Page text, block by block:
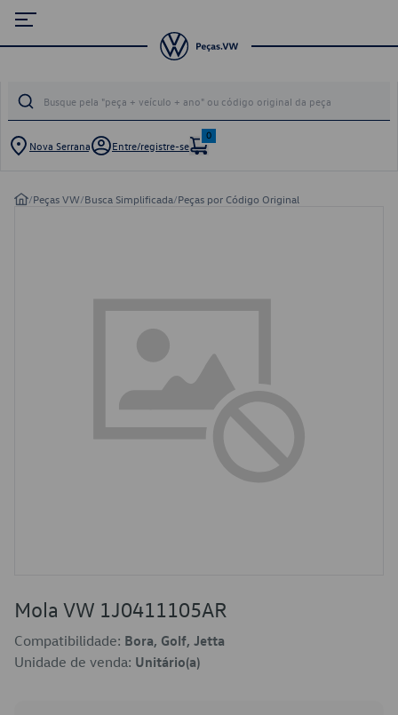
Nova Serrana Entre/registre-se
0
/Peças VW/Busca Simplificada/Peças por Código Original
Mola VW 1J0411105AR
Compatibilidade: Bora, Golf, Jetta
Unidade de venda: Unitário(a)